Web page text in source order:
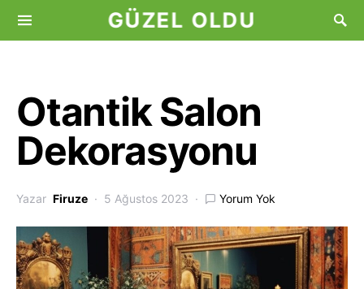
GÜZEL OLDU
Otantik Salon
Dekorasyonu
Yazar Firuze 5 Ağustos 2023 Yorum Yok